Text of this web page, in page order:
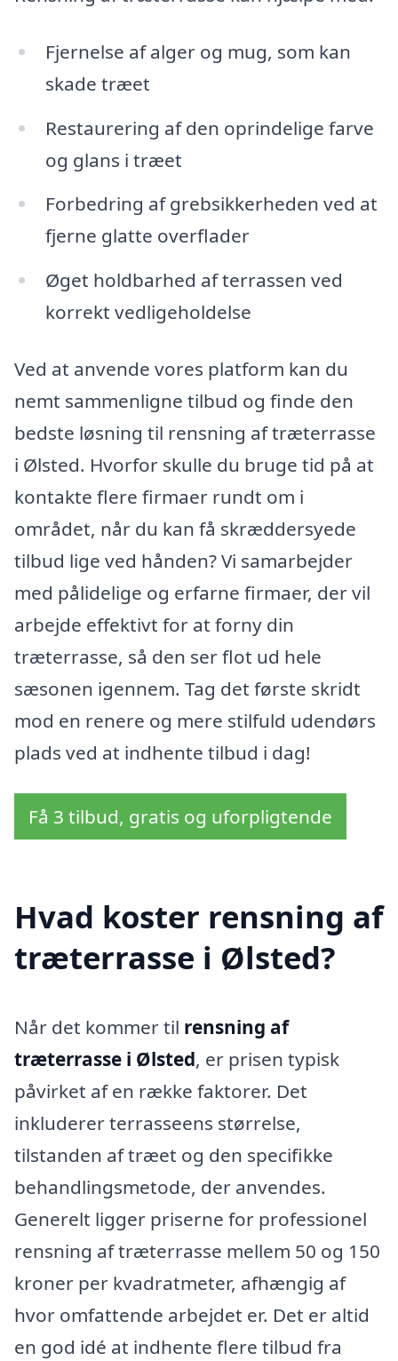
Fjernelse af alger og mug, som kan
skade træet
Restaurering af den oprindelige farve
og glans i træet
Forbedring af grebsikkerheden ved at
fjerne glatte overflader
Øget holdbarhed af terrassen ved
korrekt vedligeholdelse
Ved at anvende vores platform kan du
nemt sammenligne tilbud og finde den
bedste løsning til rensning af træterrasse
i Ølsted. Hvorfor skulle du bruge tid på at
kontakte flere firmaer rundt om i
området, når du kan få skræddersyede
tilbud lige ved hånden? Vi samarbejder
med pålidelige og erfarne firmaer, der vil
arbejde effektivt for at forny din
træterrasse, så den ser flot ud hele
sæsonen igennem. Tag det første skridt
mod en renere og mere stilfuld udendørs
plads ved at indhente tilbud i dag!
Få 3 tilbud, gratis og uforpligtende
Hvad koster rensning af
træterrasse i Ølsted?
Når det kommer til rensning af
træterrasse i Ølsted, er prisen typisk
påvirket af en række faktorer. Det
inkluderer terrasseens størrelse,
tilstanden af træet og den specifikke
behandlingsmetode, der anvendes.
Generelt ligger priserne for professionel
rensning af træterrasse mellem 50 og 150
kroner per kvadratmeter, afhængig af
hvor omfattende arbejdet er. Det er altid
en god idé at indhente flere tilbud fra